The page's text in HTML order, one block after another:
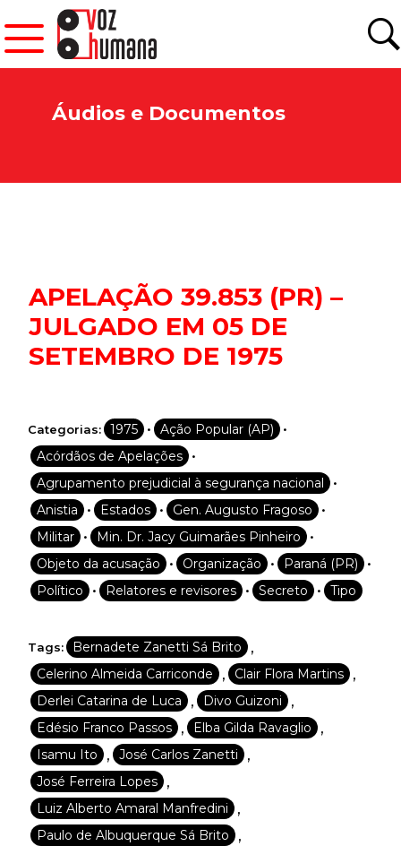
Áudios e Documentos
APELAÇÃO 39.853 (PR) –
JULGADO EM 05 DE
SETEMBRO DE 1975
Categorias: 1975 • Ação Popular (AP) •
Acórdãos de Apelações •
Agrupamento prejudicial à segurança nacional •
Anistia • Estados • Gen. Augusto Fragoso •
Militar • Min. Dr. Jacy Guimarães Pinheiro •
Objeto da acusação • Organização • Paraná (PR) •
Político • Relatores e revisores • Secreto • Tipo
Tags: Bernadete Zanetti Sá Brito ,
Celerino Almeida Carriconde , Clair Flora Martins ,
Derlei Catarina de Luca , Divo Guizoni ,
Edésio Franco Passos , Elba Gilda Ravaglio ,
Isamu Ito , José Carlos Zanetti ,
José Ferreira Lopes ,
Luiz Alberto Amaral Manfredini ,
Paulo de Albuquerque Sá Brito ,